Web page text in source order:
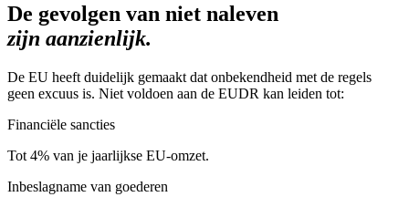
De gevolgen van niet naleven
zijn aanzienlijk.
De EU heeft duidelijk gemaakt dat onbekendheid met de regels
geen excuus is. Niet voldoen aan de EUDR kan leiden tot:
Financiële sancties
Tot 4% van je jaarlijkse EU-omzet.
Inbeslagname van goederen